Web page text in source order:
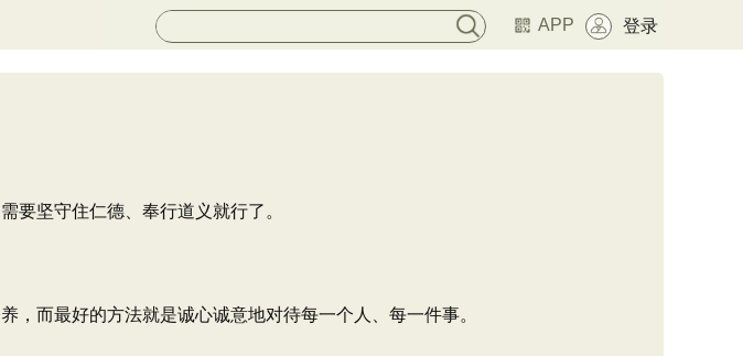
APP 登录
要坚守住仁德、奉行道义就行了。
而最好的方法就是诚心诚意地对待每一个人、每一件事。